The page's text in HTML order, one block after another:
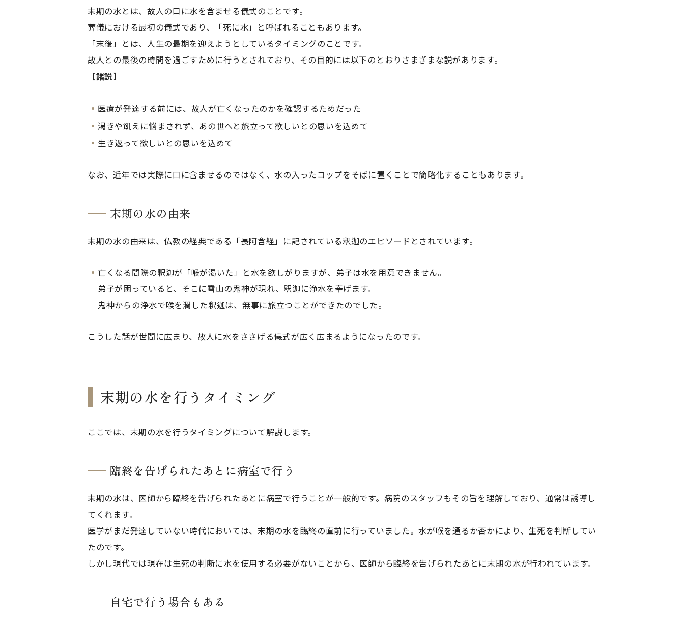
末期の水とは、故人の口に水を含ませる儀式のことです。
葬儀における最初の儀式であり、「死に水」と呼ばれることもあります。
「末後」とは、人生の最期を迎えようとしているタイミングのことです。
故人との最後の時間を過ごすために行うとされており、その目的には以下のとおりさまざまな説があります。
【諸説】
医療が発達する前には、故人が亡くなったのかを確認するためだった
渇きや飢えに悩まされず、あの世へと旅立って欲しいとの思いを込めて
生き返って欲しいとの思いを込めて
なお、近年では実際に口に含ませるのではなく、水の入ったコップをそばに置くことで簡略化することもあります。
末期の水の由来
末期の水の由来は、仏教の経典である「長阿含経」に記されている釈迦のエピソードとされています。
亡くなる間際の釈迦が「喉が渇いた」と水を欲しがりますが、弟子は水を用意できません。
弟子が困っていると、そこに雪山の鬼神が現れ、釈迦に浄水を奉げます。
鬼神からの浄水で喉を潤した釈迦は、無事に旅立つことができたのでした。
こうした話が世間に広まり、故人に水をささげる儀式が広く広まるようになったのです。
末期の水を行うタイミング
ここでは、末期の水を行うタイミングについて解説します。
臨終を告げられたあとに病室で行う
末期の水は、医師から臨終を告げられたあとに病室で行うことが一般的です。病院のスタッフもその旨を理解しており、通常は誘導し
てくれます。
医学がまだ発達していない時代においては、末期の水を臨終の直前に行っていました。水が喉を通るか否かにより、生死を判断してい
たのです。
しかし現代では現在は生死の判断に水を使用する必要がないことから、医師から臨終を告げられたあとに末期の水が行われています。
自宅で行う場合もある